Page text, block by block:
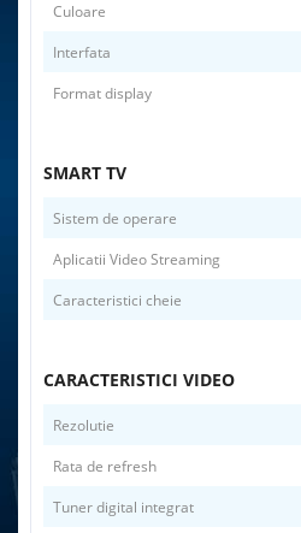
Culoare
Interfata
Format display
SMART TV
Sistem de operare
Aplicatii Video Streaming
Caracteristici cheie
CARACTERISTICI VIDEO
Rezolutie
Rata de refresh
Tuner digital integrat